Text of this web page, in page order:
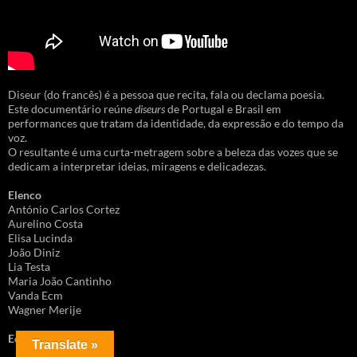
Diseur (do francês) é a pessoa que recita, fala ou declama poesia.
Este documentário reúnediseursde Portugal e Brasil em
performances que tratam da identidade, da expressão e do tempo da
voz.
O resultante é uma curta-metragem sobre a beleza das vozes que se
dedicam a interpretar ideias, miragens e delicadezas.
Elenco
António Carlos Cortez
Aurelino Costa
Elisa Lucinda
João Diniz
Lia Testa
Maria João Cantinho
Vanda Ecm
Wagner Merije
EquipaTranslate »